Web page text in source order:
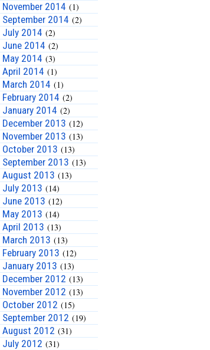
November 2014 (1)
September 2014 (2)
July 2014 (2)
June 2014 (2)
May 2014 (3)
April 2014 (1)
March 2014 (1)
February 2014 (2)
January 2014 (2)
December 2013 (12)
November 2013 (13)
October 2013 (13)
September 2013 (13)
August 2013 (13)
July 2013 (14)
June 2013 (12)
May 2013 (14)
April 2013 (13)
March 2013 (13)
February 2013 (12)
January 2013 (13)
December 2012 (13)
November 2012 (13)
October 2012 (15)
September 2012 (19)
August 2012 (31)
July 2012 (31)